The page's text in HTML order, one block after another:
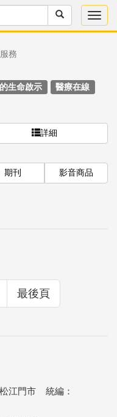
務
生命啟示
醫療在線
詳細
期刊 影音商品
最後頁
江門市 統編：